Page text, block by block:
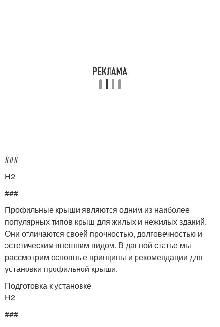
Кровельный профлист Профлист для крыши
###
H2
###
Профильные крыши являются одним из наиболее
популярных типов крыш для жилых и нежилых зданий.
Они отличаются своей прочностью, долговечностью и
эстетическим внешним видом. В данной статье мы
рассмотрим основные принципы и рекомендации для
установки профильной крыши.
Подготовка к установке
H2
###